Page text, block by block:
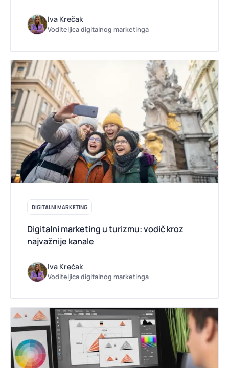
Iva Krečak
Voditeljica digitalnog marketinga
DIGITALNI MARKETING
Digitalni marketing u turizmu: vodič kroz
najvažnije kanale
Iva Krečak
Voditeljica digitalnog marketinga